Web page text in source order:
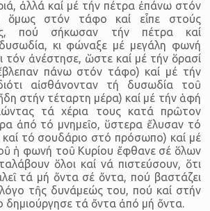
ἀλλά καί μέ τήν πέτρα ἐπάνω στόν
ὅμως στόν τάφο καί εἶπε στούς
πού σήκωσαν τήν πέτρα καί
κι φώναξε μέ μεγάλη φωνή
τόν ἀνέστησε, ὥστε καί μέ τήν ὅρασί
πάνω στόν τάφο) καί μέ τήν
αἰσθάνονταν τή δυσωδία τοῦ
στήν τέταρτη μέρα) καί μέ τήν ἁφή
τά χέρια τους κατά πρῶτον
ἀπό τό μνημεῖο, ὕστερα ἔλυσαν τό
τό σουδάριο στό πρόσωπο) καί μέ
ἡ φωνή τοῦ Κυρίου ἔφθανε σέ ὅλων
ὅλοι καί νά πιστεύσουν, ὅτι
τά μή ὄντα σέ ὄντα, πού βαστάζει
τῆς δυνάμεώς του, πού καί στήν
δημιούργησε τά ὄντα ἀπό μή ὄντα.